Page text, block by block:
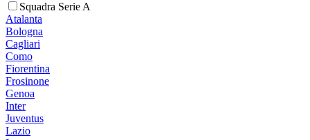
Squadra Serie A
Atalanta
Bologna
Cagliari
Como
Fiorentina
Frosinone
Genoa
Inter
Juventus
Lazio